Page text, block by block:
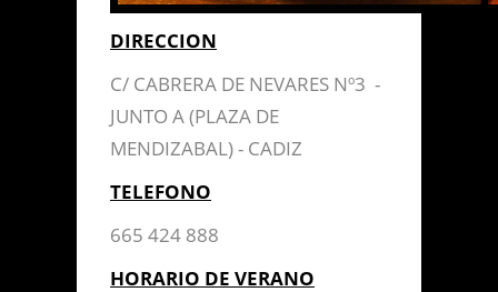
DIRECCION
C/ CABRERA DE NEVARES Nº3 -
JUNTO A (PLAZA DE
MENDIZABAL) - CADIZ
TELEFONO
665 424 888
HORARIO DE VERANO